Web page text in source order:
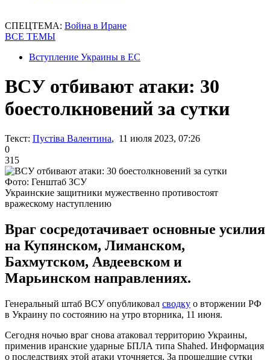
СПЕЦТЕМА: Война в Иране
ВСЕ ТЕМЫ
Вступление Украины в ЕС
ВСУ отбивают атаки: 30
боестолкновений за сутки
Текст: Пустіва Валентина, 11 июля 2023, 07:26
0
315
Фото: Генштаб ЗСУ
Украинские защитники мужественно противостоят
вражескому наступлению
Враг сосредотачивает основные усилия
на Купянском, Лиманском,
Бахмутском, Авдеевском и
Марьинском направлениях.
Генеральный штаб ВСУ опубликовал сводку о вторжении РФ
в Украину по состоянию на утро вторника, 11 июня.
Сегодня ночью враг снова атаковал территорию Украины,
применив иранские ударные БПЛА типа Shahed. Информация
о последствиях этой атаки уточняется. За прошедшие сутки